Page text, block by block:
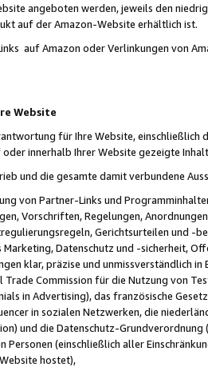
angeboten werden, jeweils den
auf der Amazon-Website erhältlich ist.
auf Amazon oder Verlinkungen von
Website
für Ihre Website,
innerhalb Ihrer Website gezeigte
und die gesamte damit verbundene
von Partner-Links und
Vorschriften, Regelungen,
Gerichtsurteilen und -
Datenschutz und -sicherheit,
klar, präzise und unmissverständlich
Trade Commission für die Nutzung von
in Advertising), das französische
in sozialen Netzwerken, die
und die Datenschutz-
Personen (einschließlich aller
hostet),